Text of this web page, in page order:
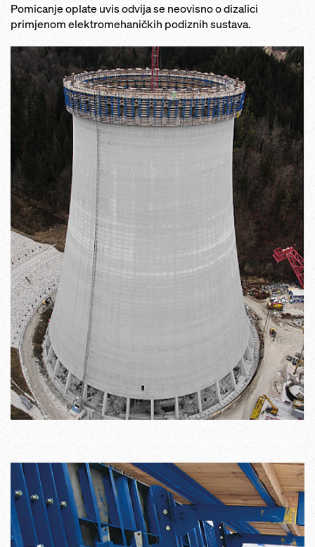
Pomicanje oplate uvis odvija se neovisno o dizalici
primjenom elektromehaničkih podiznih sustava.